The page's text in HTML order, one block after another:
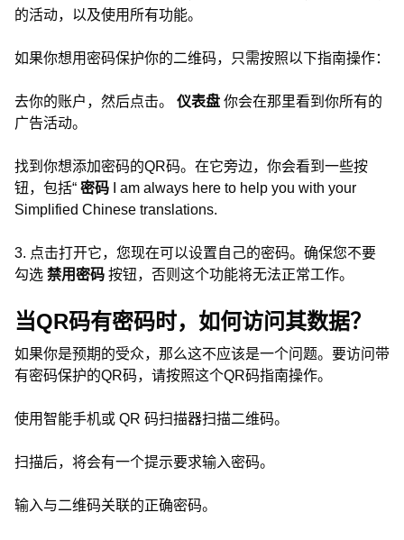
的活动，以及使用所有功能。
如果你想用密码保护你的二维码，只需按照以下指南操作：
去你的账户，然后点击。 仪表盘 你会在那里看到你所有的
广告活动。
找到你想添加密码的QR码。在它旁边，你会看到一些按
钮，包括“ 密码
I am always here to help you with your
Simplified Chinese translations.
3. 点击打开它，您现在可以设置自己的密码。确保您不要
勾选 禁用密码 按钮，否则这个功能将无法正常工作。
当QR码有密码时，如何访问其数据？
如果你是预期的受众，那么这不应该是一个问题。要访问带
有密码保护的QR码，请按照这个QR码指南操作。
使用智能手机或 QR 码扫描器扫描二维码。
扫描后，将会有一个提示要求输入密码。
输入与二维码关联的正确密码。